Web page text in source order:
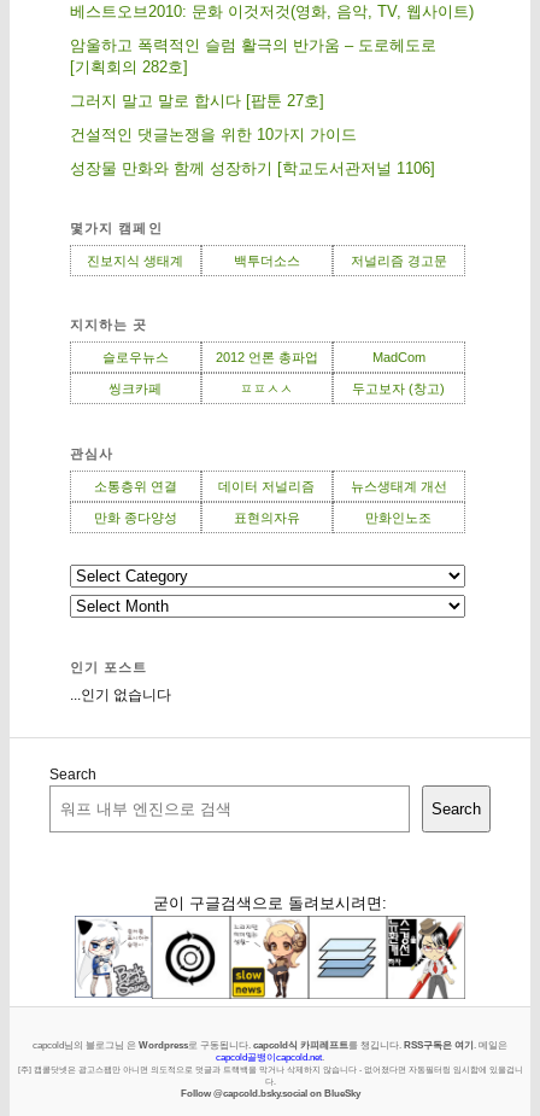
베스트오브2010: 문화 이것저것(영화, 음악, TV, 웹사이트)
암울하고 폭력적인 슬럼 활극의 반가움 – 도로헤도로
[기획회의 282호]
그러지 말고 말로 합시다 [팝툰 27호]
건설적인 댓글논쟁을 위한 10가지 가이드
성장물 만화와 함께 성장하기 [학교도서관저널 1106]
몇가지 캠페인
진보지식 생태계 백투더소스 저널리즘 경고문
지지하는 곳
슬로우뉴스 2012 언론 총파업 MadCom
씽크카페 ㅍㅍㅅㅅ 두고보자 (창고)
관심사
소통층위 연결 데이터 저널리즘 뉴스생태계 개선
만화 종다양성 표현의자유 만화인노조
인기 포스트
...인기 없습니다
Search
Search
굳이 구글검색으로 돌려보시려면:
capcold님의 블로그님 은 Wordpress로 구동됩니다. capcold식 카피레프트를 챙깁니다. RSS구독은 여기. 메일은
capcold골뱅이capcold.net.
[주] 캡콜닷넷은 광고스팸만 아니면 의도적으로 덧글과 트랙백을 막거나 삭제하지 않습니다 - 없어졌다면 자동필터링 임시함에 있을겁니
다.
Follow @capcold.bsky.social on BlueSky